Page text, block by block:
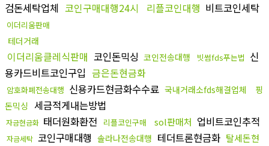
검돈세탁업체 코인구매대행24시 리플코인대행 비트코인세탁
이더리움판매
테더거래
이더리움클레식판매 코인돈믹싱 코인전송대행 빗썸fds푸는법 신
용카드비트코인구입 금은돈현금화
암호화폐전송대행 신용카드현금화수수료 국내거래소fds해결업체
핑
돈믹싱 세금적게내는방법
자금현금화 태더원화환전 리플코인구매 sol판매처 업비트코인추적
자금세탁 코인구매대행 솔라나전송대행 테더트론현금화 탈세돈현